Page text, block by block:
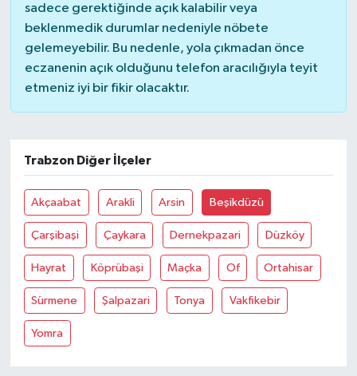
sadece gerektiğinde açık kalabilir veya
beklenmedik durumlar nedeniyle nöbete
gelemeyebilir. Bu nedenle, yola çıkmadan önce
eczanenin açık olduğunu telefon aracılığıyla teyit
etmeniz iyi bir fikir olacaktır.
Trabzon Diğer İlçeler
Akçaabat Arakli Arsin Beşikdüzü
Çarşibaşi Çaykara Dernekpazari Düzköy
Hayrat Köprübaşi Maçka Of Ortahisar
Sürmene Şalpazari Tonya Vakfikebir
Yomra